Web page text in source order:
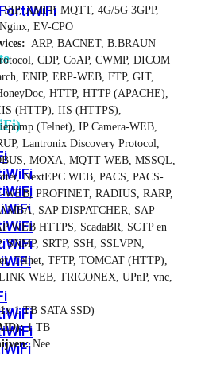
XMPP, MQTT, 4G/5G 3GPP,
EV-CPO
ARP, BACNET, B.BRAUN
CDP, CoAP, CWMP, DICOM
ENIP, ERP-WEB, FTP, GIT,
HTTP, HTTP (APACHE),
(HTTP), IIS (HTTPS),
(Telnet), IP Camera-WEB,
Lantronix Discovery Protocol,
MOXA, MQTT WEB, MSSQL,
NextEPC WEB, PACS, PACS-
PROFINET, RADIUS, RARP,
SAP DISPATCHER, SAP
WEB HTTPS, ScadaBR, SCTP en
SRTP, SSH, SSLVPN,
Telnet, TFTP, TOMCAT (HTTP),
WEB, TRICONEX, UPnP, vnc,
1 TB SATA SSD)
1 TB
Nee